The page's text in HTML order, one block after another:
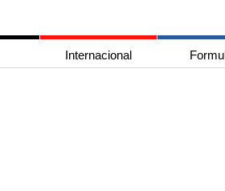
Internacional